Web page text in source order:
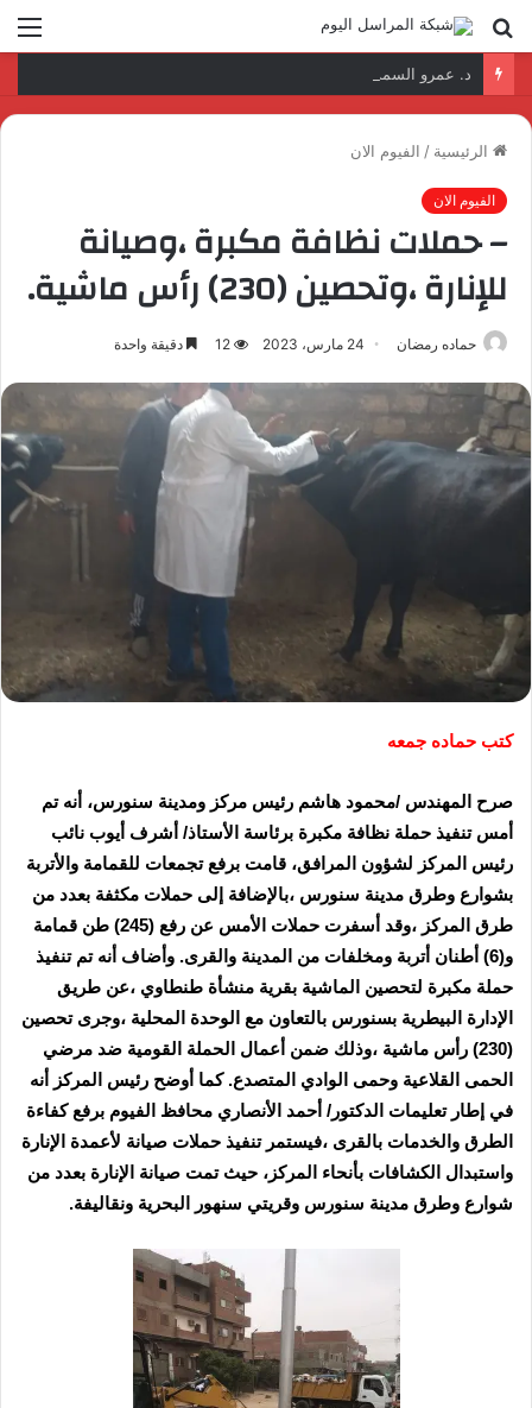
بحث
عن
الرئيسية / الفيوم الان
الفيوم الان
– حملات نظافة مكبرة ،وصيانة
للإنارة ،وتحصين (230) رأس ماشية.
حماده رمضان 24 مارس، 2023 12 دقيقة واحدة
كتب حماده جمعه
صرح المهندس /محمود هاشم رئيس مركز ومدينة سنورس، أنه تم
أمس تنفيذ حملة نظافة مكبرة برئاسة الأستاذ/ أشرف أيوب نائب
رئيس المركز لشؤون المرافق، قامت برفع تجمعات للقمامة والأتربة
بشوارع وطرق مدينة سنورس ،بالإضافة إلى حملات مكثفة بعدد من
طرق المركز ،وقد أسفرت حملات الأمس عن رفع (245) طن قمامة
و(6) أطنان أتربة ومخلفات من المدينة والقرى. وأضاف أنه تم تنفيذ
حملة مكبرة لتحصين الماشية بقرية منشأة طنطاوي ،عن طريق
الإدارة البيطرية بسنورس بالتعاون مع الوحدة المحلية ،وجرى تحصين
(230) رأس ماشية ،وذلك ضمن أعمال الحملة القومية ضد مرضي
الحمى القلاعية وحمى الوادي المتصدع. كما أوضح رئيس المركز أنه
في إطار تعليمات الدكتور/ أحمد الأنصاري محافظ الفيوم برفع كفاءة
الطرق والخدمات بالقرى ،فيستمر تنفيذ حملات صيانة لأعمدة الإنارة
واستبدال الكشافات بأنحاء المركز، حيث تمت صيانة الإنارة بعدد من
شوارع وطرق مدينة سنورس وقريتي سنهور البحرية ونقاليفة.